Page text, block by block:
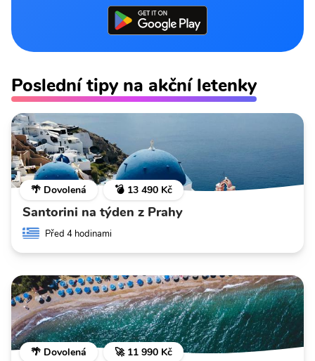
Poslední tipy na akční letenky
🌴 Dovolená 💣 13 490 Kč
Santorini na týden z Prahy
Před 4 hodinami
🌴 Dovolená 🚀 11 990 Kč